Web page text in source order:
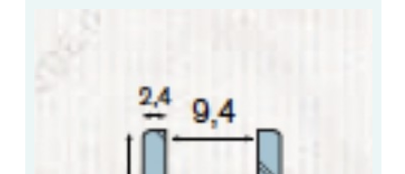
ACCESSOIRES & QUINCAILLERIE
CATALOGUE DE PROFILS ET FIXATION DU